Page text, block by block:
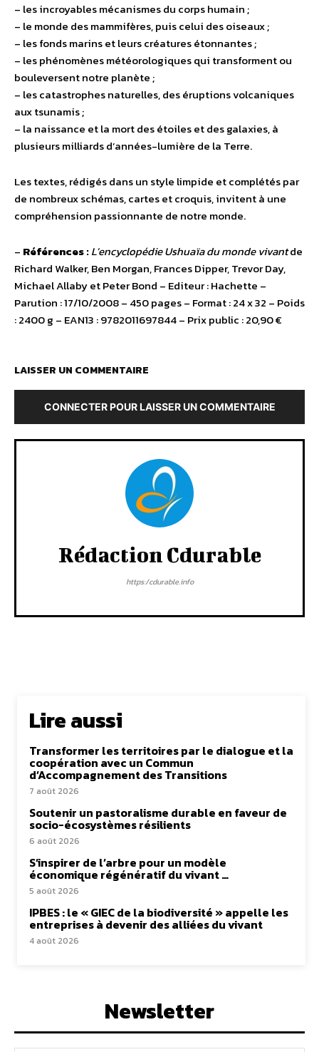
– les incroyables mécanismes du corps humain ;
– le monde des mammifères, puis celui des oiseaux ;
– les fonds marins et leurs créatures étonnantes ;
– les phénomènes météorologiques qui transforment ou
bouleversent notre planète ;
– les catastrophes naturelles, des éruptions volcaniques
aux tsunamis ;
– la naissance et la mort des étoiles et des galaxies, à
plusieurs milliards d’années-lumière de la Terre.
Les textes, rédigés dans un style limpide et complétés par
de nombreux schémas, cartes et croquis, invitent à une
compréhension passionnante de notre monde.
– Références :L’encyclopédie Ushuaïa du monde vivantde
Richard Walker, Ben Morgan, Frances Dipper, Trevor Day,
Michael Allaby et Peter Bond – Editeur : Hachette –
Parution : 17/10/2008 – 450 pages – Format : 24 x 32 – Poids
: 2400 g – EAN13 : 9782011697844 – Prix public : 20,90 €
LAISSER UN COMMENTAIRE
CONNECTER POUR LAISSER UN COMMENTAIRE
Rédaction Cdurable
https:/cdurable.info
Lire aussi
Transformer les territoires par le dialogue et la
coopération avec un Commun
d’Accompagnement des Transitions
7 août 2026
Soutenir un pastoralisme durable en faveur de
socio-écosystèmes résilients
6 août 2026
S’inspirer de l’arbre pour un modèle
économique régénératif du vivant …
5 août 2026
IPBES : le « GIEC de la biodiversité » appelle les
entreprises à devenir des alliées du vivant
4 août 2026
Newsletter